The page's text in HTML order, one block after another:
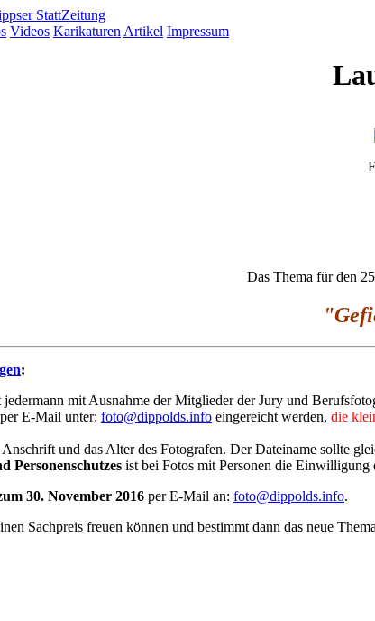
Videos Karikaturen Artikel Impressum
Das Thema für den
:
jedermann mit Ausnahme der Mitglieder der Jury und
per E-Mail unter: foto@dippolds.info eingereicht werden, die
und das Alter des Fotografen. Der Dateiname sollte
Personenschutzes ist bei Fotos mit Personen die Einwilligung
30. November 2016 per E-Mail an: foto@dippolds.info.
Sachpreis freuen können und bestimmt dann das neue